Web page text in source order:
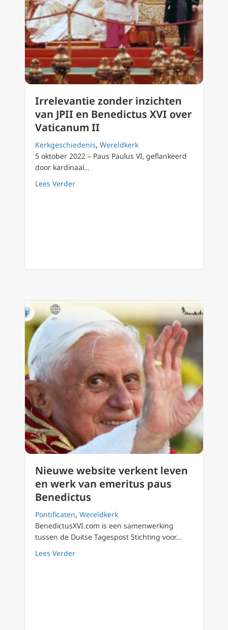
Irrelevantie zonder inzichten
van JPII en Benedictus XVI over
Vaticanum II
Kerkgeschiedenis, Wereldkerk
5 oktober 2022 – Paus Paulus VI, geflankeerd
door kardinaal…
Lees Verderabout Irrelevantie zonder inzichten van JPII
Nieuwe website verkent leven
en werk van emeritus paus
Benedictus
Pontificaten, Wereldkerk
BenedictusXVI.com is een samenwerking
tussen de Duitse Tagespost Stichting voor…
Lees Verderabout Nieuwe website verkent leven en